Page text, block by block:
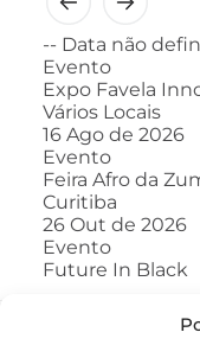
-- Data não
Evento
Expo Favela
Vários Locais
16 Ago de 2026
Evento
Feira Afro da
Curitiba
26 Out de 2026
Evento
Future In Black